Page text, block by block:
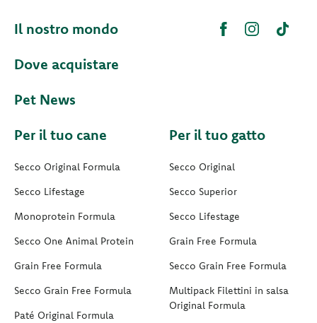
Il nostro mondo
Dove acquistare
Pet News
Per il tuo cane
Secco Original Formula
Secco Lifestage
Monoprotein Formula
Secco One Animal Protein
Grain Free Formula
Secco Grain Free Formula
Paté Original Formula
Per il tuo gatto
Secco Original
Secco Superior
Secco Lifestage
Grain Free Formula
Secco Grain Free Formula
Multipack Filettini in salsa
Original Formula